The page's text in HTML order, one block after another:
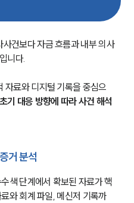
건보다 자금 흐름과 내부 의사
니다.
자료와 디지털 기록을 중심으
초기 대응 방향에 따라 사건 해석
거 분석
색 단계에서 확보된 자료가 핵
와 회계 파일, 메신저 기록까